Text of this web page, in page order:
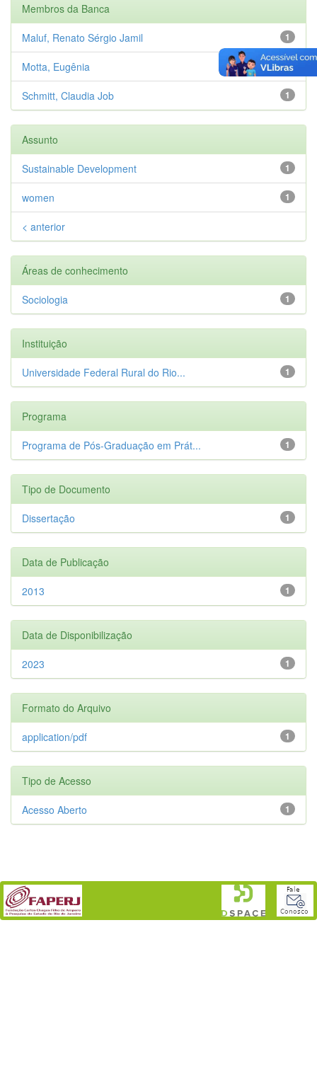
Membros da Banca
1
Maluf, Renato Sérgio Jamil
1
Motta, Eugênia
1
Schmitt, Claudia Job
Assunto
1
Sustainable Development
1
women
< anterior
Áreas de conhecimento
1
Sociologia
Instituição
1
Universidade Federal Rural do Rio...
Programa
1
Programa de Pós-Graduação em Prát...
Tipo de Documento
1
Dissertação
Data de Publicação
1
2013
Data de Disponibilização
1
2023
Formato do Arquivo
1
application/pdf
Tipo de Acesso
1
Acesso Aberto